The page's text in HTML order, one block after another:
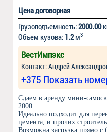
Цена договорная
Грузоподъемность:2000.00
Объем кузова: 1.2м3
ВестИмпэкс
Контакт: Андрей
+375 Показать
Сдаем в аренду мини-
2000.
Идеально подходит для
цемента, и прочих
Возможна загрузка прямо с